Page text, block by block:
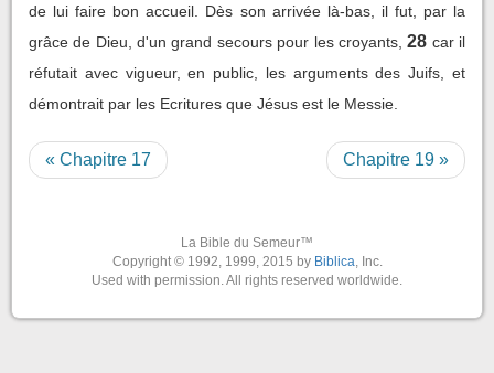
de lui faire bon accueil. Dès son arrivée là-bas, il fut, par la
grâce de Dieu, d'un grand secours pour les croyants, 28 car il
réfutait avec vigueur, en public, les arguments des Juifs, et
démontrait par les Ecritures que Jésus est le Messie.
« Chapitre 17 Chapitre 19 »
La Bible du Semeur™
Copyright © 1992, 1999, 2015 by Biblica, Inc.
Used with permission. All rights reserved worldwide.